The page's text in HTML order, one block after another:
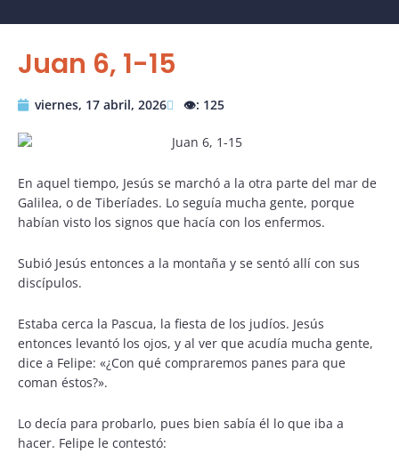
Juan 6, 1-15
viernes, 17 abril, 2026 👁️: 125
En aquel tiempo, Jesús se marchó a la otra parte del mar de
Galilea, o de Tiberíades. Lo seguía mucha gente, porque
habían visto los signos que hacía con los enfermos.
Subió Jesús entonces a la montaña y se sentó allí con sus
discípulos.
Estaba cerca la Pascua, la fiesta de los judíos. Jesús
entonces levantó los ojos, y al ver que acudía mucha gente,
dice a Felipe: «¿Con qué compraremos panes para que
coman éstos?».
Lo decía para probarlo, pues bien sabía él lo que iba a
hacer. Felipe le contestó: